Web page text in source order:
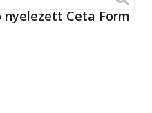
nyelezett Ceta Form